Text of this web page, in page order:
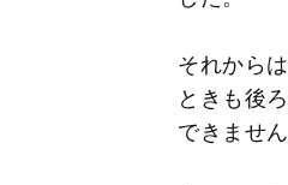
それから
ときも後
できませ